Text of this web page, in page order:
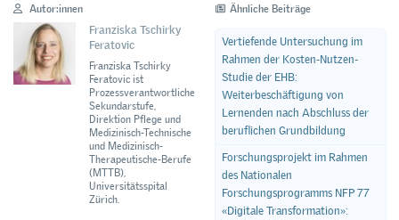
Autor:innen
Franziska Tschirky
Feratovic
Franziska Tschirky
Feratovic ist
Prozessverantwortliche
Sekundarstufe,
Direktion Pflege und
Medizinisch-Technische
und Medizinisch-
Therapeutische-Berufe
(MTTB),
Universitätsspital
Zürich.
Ähnliche Beiträge
Vertiefende Untersuchung im
Rahmen der Kosten-Nutzen-
Studie der EHB:
Weiterbeschäftigung von
Lernenden nach Abschluss der
beruflichen Grundbildung
Forschungsprojekt im Rahmen
des Nationalen
Forschungsprogramms NFP 77
«Digitale Transformation»: